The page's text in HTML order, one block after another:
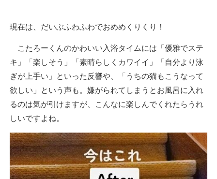
現在は、だいぶふわふわでおめめくりくり！
こたろーくんのかわいい入浴タイムには「優雅でステ
キ」「楽しそう」「素晴らしくカワイイ」「自分より泳
ぎが上手い」といった反響や、「うちの猫もこうなって
欲しい」という声も。嫌がられてしまうとお風呂に入れ
るのは気が引けますが、こんなに楽しんでくれたらうれ
しいですよね。